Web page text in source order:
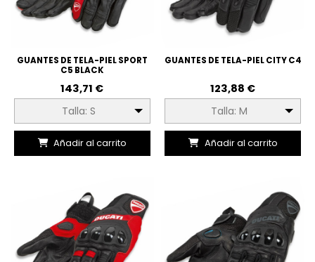
GUANTES DE TELA-PIEL SPORT
C5 BLACK
143,71 €
Talla: S
Añadir al carrito
GUANTES DE TELA-PIEL CITY C4
123,88 €
Talla: M
Añadir al carrito